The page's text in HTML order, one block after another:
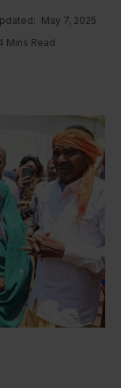
May 7, 2025
Mins Read